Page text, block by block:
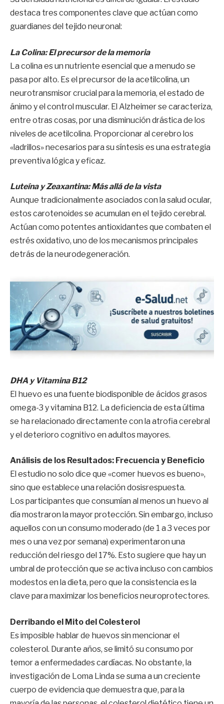
destaca tres componentes clave que actúan como
guardianes del tejido neuronal:
La Colina: El precursor de la memoria
La colina es un nutriente esencial que a menudo se
pasa por alto. Es el precursor de la acetilcolina, un
neurotransmisor crucial para la memoria, el estado de
ánimo y el control muscular. El Alzheimer se caracteriza,
entre otras cosas, por una disminución drástica de los
niveles de acetilcolina. Proporcionar al cerebro los
«ladrillos» necesarios para su síntesis es una estrategia
preventiva lógica y eficaz.
Luteína y Zeaxantina: Más allá de la vista
Aunque tradicionalmente asociados con la salud ocular,
estos carotenoides se acumulan en el tejido cerebral.
Actúan como potentes antioxidantes que combaten el
estrés oxidativo, uno de los mecanismos principales
detrás de la neurodegeneración.
DHA y Vitamina B12
El huevo es una fuente biodisponible de ácidos grasos
omega-3 y vitamina B12. La deficiencia de esta última
se ha relacionado directamente con la atrofia cerebral
y el deterioro cognitivo en adultos mayores.
Análisis de los Resultados: Frecuencia y Beneficio
El estudio no solo dice que «comer huevos es bueno»,
sino que establece una relación dosisrespuesta.
Los participantes que consumían al menos un huevo al
día mostraron la mayor protección. Sin embargo, incluso
aquellos con un consumo moderado (de 1 a 3 veces por
mes o una vez por semana) experimentaron una
reducción del riesgo del 17%. Esto sugiere que hay un
umbral de protección que se activa incluso con cambios
modestos en la dieta, pero que la consistencia es la
clave para maximizar los beneficios neuroprotectores.
Derribando el Mito del Colesterol
Es imposible hablar de huevos sin mencionar el
colesterol. Durante años, se limitó su consumo por
temor a enfermedades cardíacas. No obstante, la
investigación de Loma Linda se suma a un creciente
cuerpo de evidencia que demuestra que, para la